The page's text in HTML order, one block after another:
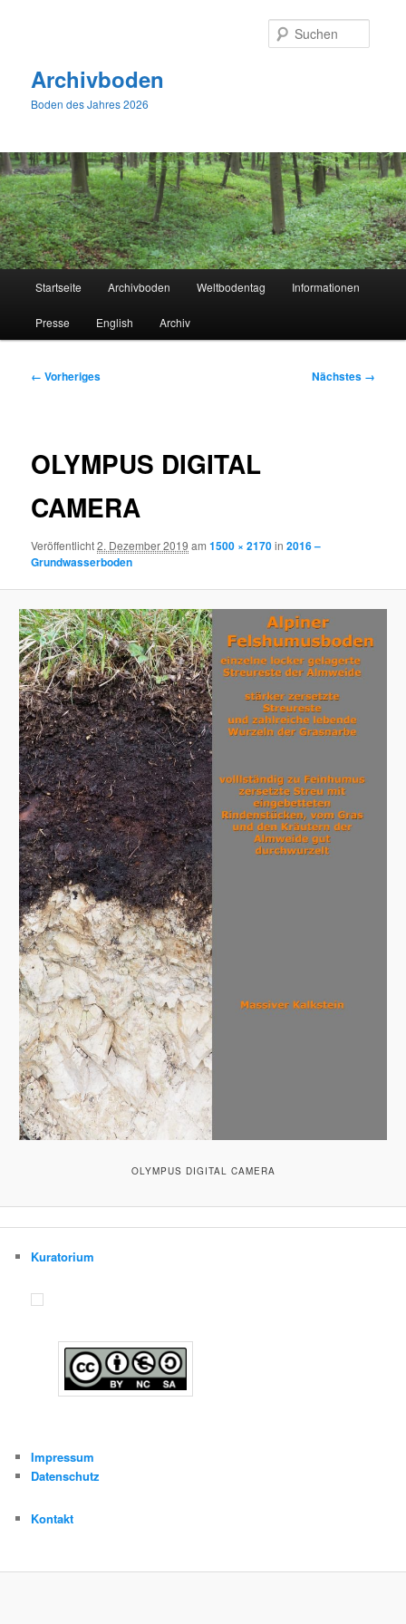
Archivboden
Boden des Jahres 2026
Startseite Archivboden Weltbodentag Informationen
Presse English Archiv
Bilder-
← Vorheriges Nächstes →
OLYMPUS DIGITAL
CAMERA
Veröffentlicht2. Dezember 2019 am1500 × 2170in2016 –
Grundwasserboden
OLYMPUS DIGITAL CAMERA
Kuratorium
Impressum
Datenschutz
Kontakt